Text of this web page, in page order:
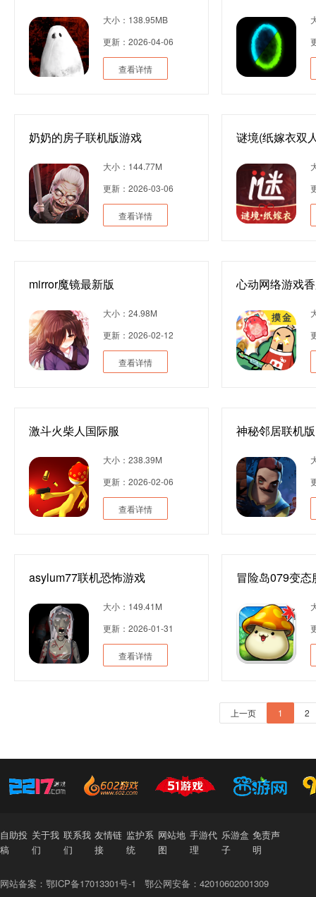
大小：138.95MB
更新：2026-04-06
查看详情
奶奶的房子联机版游戏
大小：144.77M
更新：2026-03-06
查看详情
谜境(纸嫁衣双
mirror魔镜最新版
大小：24.98M
更新：2026-02-12
查看详情
心动网络游戏
激斗火柴人国际服
大小：238.39M
更新：2026-02-06
查看详情
神秘邻居联机版
asylum77联机恐怖游戏
大小：149.41M
更新：2026-01-31
查看详情
冒险岛079变态
上一页 1 2
自助投
稿
关于我
们
联系我
们
友情链
接
监护系
统
网站地
图
手游代
理
乐游盒
子
免责声
明
网站备案：鄂ICP备17013301号-1
鄂公网安备：42010602001309